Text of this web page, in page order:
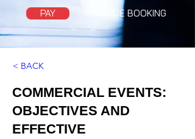
PAY ADVANCE BOOKING
< BACK
COMMERCIAL EVENTS:
OBJECTIVES AND
EFFECTIVE